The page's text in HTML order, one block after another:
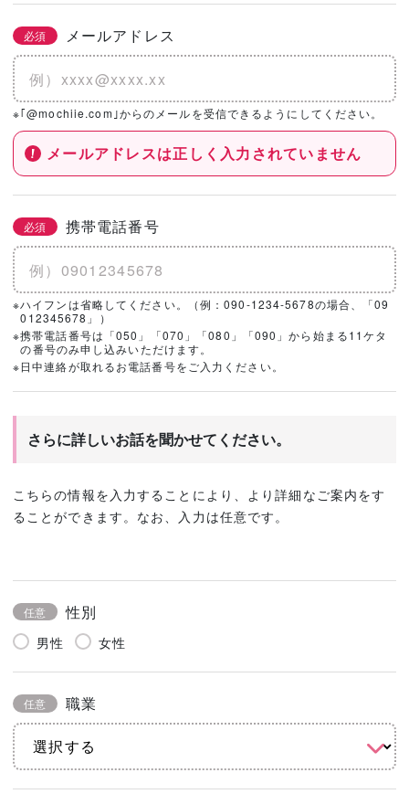
必須 メールアドレス
※｢@mochiie.com｣からのメールを受信できるようにしてください。
メールアドレスは正しく入力されていません
必須 携帯電話番号
※ハイフンは省略してください。（例：090-1234-5678の場合、「09
012345678」）
※携帯電話番号は「050」「070」「080」「090」から始まる11ケタ
の番号のみ申し込みいただけます。
※日中連絡が取れるお電話番号をご入力ください。
さらに詳しいお話を聞かせてください。
こちらの情報を入力することにより、より詳細なご案内をす
ることができます。なお、入力は任意です。
任意 性別
男性 女性
任意 職業